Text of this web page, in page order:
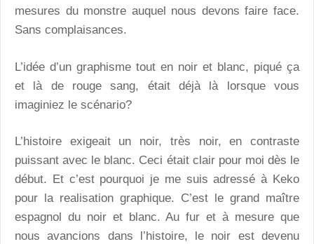
mesures du monstre auquel nous devons faire face.
Sans complaisances.
L’idée d’un graphisme tout en noir et blanc, piqué ça
et là de rouge sang, était déjà là lorsque vous
imaginiez le scénario?
L’histoire exigeait un noir, très noir, en contraste
puissant avec le blanc. Ceci était clair pour moi dès le
début. Et c’est pourquoi je me suis adressé à Keko
pour la realisation graphique. C’est le grand maître
espagnol du noir et blanc. Au fur et à mesure que
nous avancions dans l’histoire, le noir est devenu